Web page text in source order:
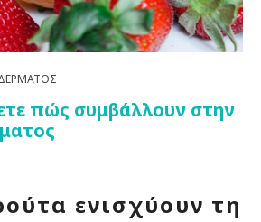
πώς συμβάλλουν στην
ενισχύουν τη